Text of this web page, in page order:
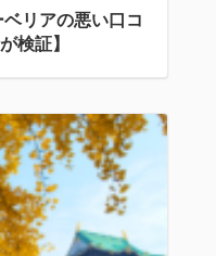
リアの悪い口コ
検証】